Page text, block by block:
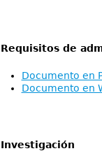
Requisitos de
Documento en
Documento en
Investigación